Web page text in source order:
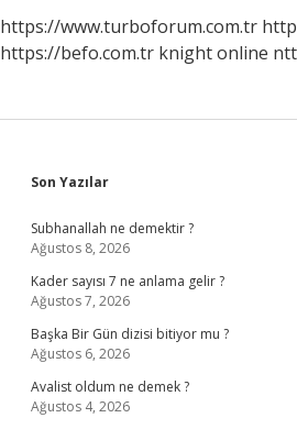
https://www.turboforum.com.tr
https://befo.com.tr knight online
Sidebar
Son Yazılar
Subhanallah ne demektir ?
Ağustos 8, 2026
Kader sayısı 7 ne anlama gelir ?
Ağustos 7, 2026
Başka Bir Gün dizisi bitiyor mu ?
Ağustos 6, 2026
Avalist oldum ne demek ?
Ağustos 4, 2026